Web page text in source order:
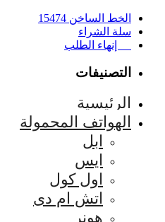
الخط الساخن 15474
سلة الشراء
إنهاء الطلب
التصنيفات
الرئيسية
الهواتف المحمولة
ابل
ايس
اول كول
اتش ام دى
هونر